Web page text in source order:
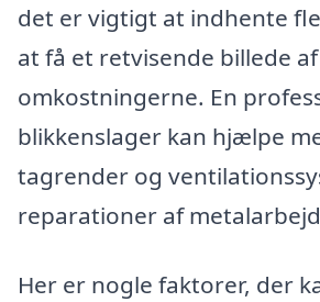
det er vigtigt at indhente
at få et retvisende billede af
omkostningerne. En
blikkenslager kan hjælpe
tagrender og
reparationer af
Her er nogle faktorer, der